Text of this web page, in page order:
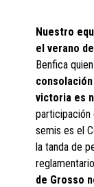
Nuestro
el verano
Benfica
victoria es
participación
semis es el
la tanda de
de Grosso